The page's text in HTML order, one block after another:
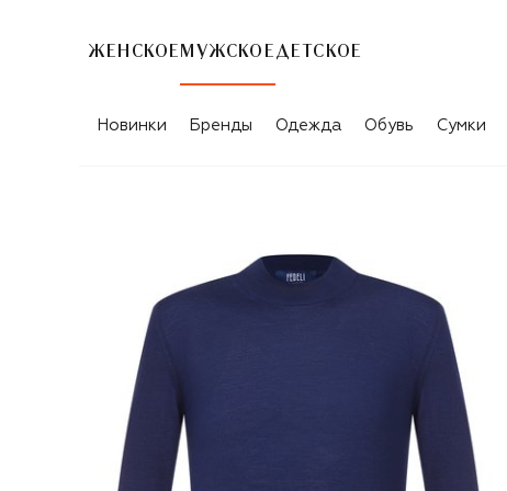
ЖЕНСКОЕ МУЖСКОЕ ДЕТСКОЕ
Новинки Бренды Одежда Обувь Сумки